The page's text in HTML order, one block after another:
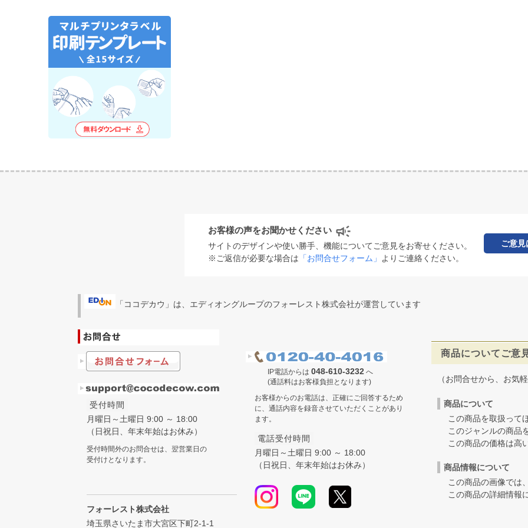
お客様の声をお聞かせください
サイトのデザインや使い勝手、機能についてご意見をお寄せください。
※ご返信が必要な場合は 「お問合せフォーム」 よりご連絡ください。
ご意見
「ココデカウ」は、エディオングループのフォーレスト株式会社が運営しています
受付時間
月曜日～土曜日 9:00 ～ 18:00
（日祝日、年末年始はお休み）
受付時間外のお問合せは、翌営業日の
受付けとなります。
フォーレスト株式会社
埼玉県さいたま市大宮区下町2-1-1
IP電話からは 048-610-3232 へ
(通話料はお客様負担となります)
お客様からのお電話は、正確にご回答するため
に、通話内容を録音させていただくことがあり
ます。
電話受付時間
月曜日～土曜日 9:00 ～ 18:00
（日祝日、年末年始はお休み）
商品についてご意
（お問合せから、お気
商品について
この商品を取扱って
このジャンルの商品
この商品の価格は高
商品情報について
この商品の画像では
この商品の詳細情報